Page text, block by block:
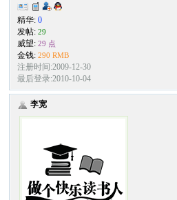
精华:0
发帖:29
威望:29 点
金钱:290 RMB
注册时间:2009-12-30
最后登录:2010-10-04
李宽